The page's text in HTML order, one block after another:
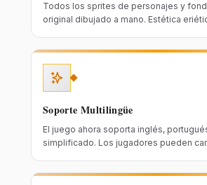
Todos los sprites de personajes y
original dibujado a mano. Estética
en las actualizaciones.
Soporte Multilingüe
El juego ahora soporta inglés,
simplificado. Los jugadores pueden